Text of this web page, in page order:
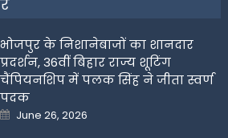
भोजपुर के निशानेबाजों का शानदार
प्रदर्शन, 36वीं बिहार राज्य शूटिंग
चैंपियनशिप में पलक सिंह ने जीता स्वर्ण
पदक
Posted
on
June 26, 2026